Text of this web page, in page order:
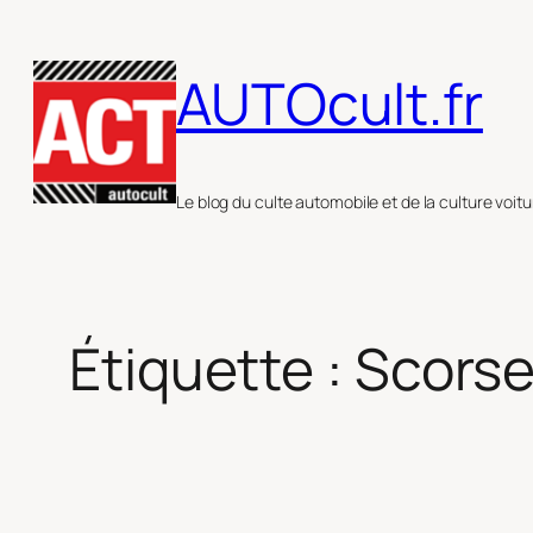
au
contenu
AUTOcult.fr
Le blog du culte automobile et de la culture
Étiquette :